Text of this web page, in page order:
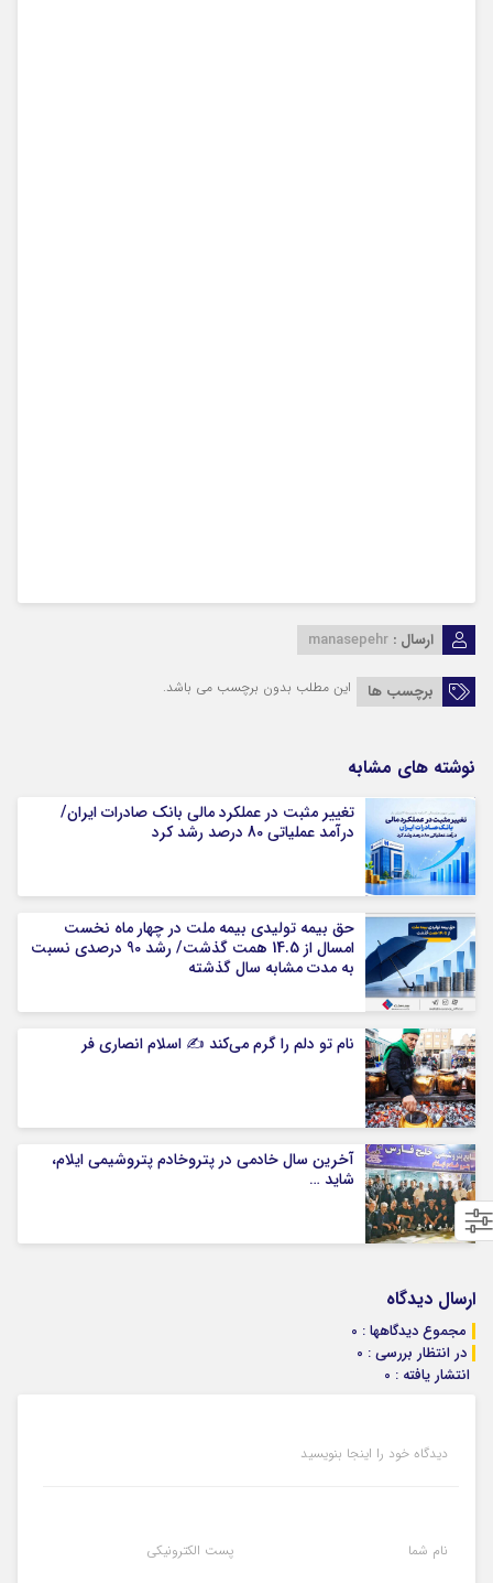
ارسال : manasepehr
برچسب ها این مطلب بدون برچسب می باشد.
نوشته های مشابه
تغییر مثبت در عملکرد مالی بانک صادرات ایران/
درآمد عملیاتی 80 درصد رشد کرد
حق بیمه تولیدی بیمه ملت در چهار ماه نخست
امسال از 14.5 همت گذشت/ رشد 90 درصدی نسبت
به مدت مشابه سال گذشته
نام تو دلم را گرم می‌کند ✍️ اسلام انصاری فر
آخرین سال خادمی در پتروخادم پتروشیمی ایلام،
شاید …
ارسال دیدگاه
مجموع دیدگاهها : 0
در انتظار بررسی : 0
انتشار یافته : 0
دیدگاه خود را اینجا بنویسید
نام شما پست الکترونیکی